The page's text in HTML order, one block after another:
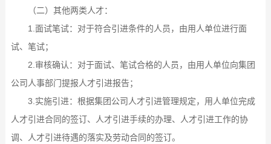
（二）其他两类人才：
1.面试笔试：对于符合引进条件的人员，由用人单位进行面
试、笔试；
2.审核确认：对于面试、笔试合格的人员，由用人单位向集团
公司人事部门提报人才引进报告；
3.实施引进：根据集团公司人才引进管理规定，用人单位完成
人才引进合同的签订、人才引进手续的办理、人才引进工作的协
调、人才引进待遇的落实及劳动合同的签订。